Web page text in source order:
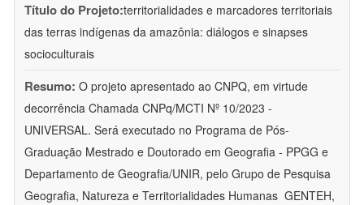
Título do Projeto:territorialidades e marcadores territoriais
das terras indígenas da amazônia: diálogos e sinapses
socioculturais
Resumo: O projeto apresentado ao CNPQ, em virtude
decorrência Chamada CNPq/MCTI Nº 10/2023 -
UNIVERSAL. Será executado no Programa de Pós-
Graduação Mestrado e Doutorado em Geografia - PPGG e
Departamento de Geografia/UNIR, pelo Grupo de Pesquisa
Geografia, Natureza e Territorialidades Humanas  GENTEH,